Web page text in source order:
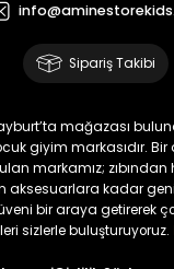
Tayt
Yeni
Koren Kız
₺ 320
₺ 250
Tayt
%22
Koren Kız
Sipariş Takibi
mağazası
giyim markasıdır.
markamız; zıbından
aksesuarlara kadar
bir araya getirerek
sizlerle buluşturuyoruz.